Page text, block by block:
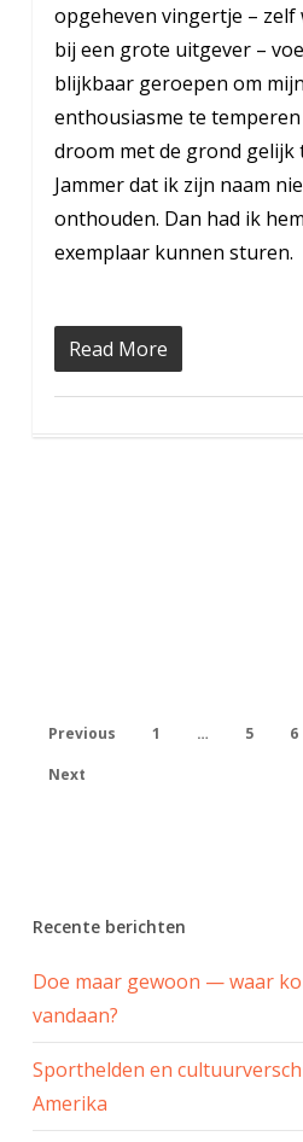
opgeheven vingertje – zelf
bij een grote uitgever –
blijkbaar geroepen om mijn
enthousiasme te
droom met de grond gelijk
Jammer dat ik zijn naam
onthouden. Dan had ik
exemplaar kunnen sturen.
Read More
Previous 1 … 5 6
Next
Recente berichten
Doe maar gewoon — waar
vandaan?
Sporthelden en
Amerika